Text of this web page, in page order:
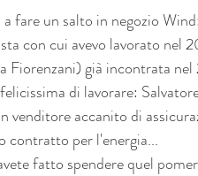
fare un salto in negozio
con cui avevo lavorato nel
Fiorenzani) già incontrata
di lavorare:
venditore accanito di
contratto per l'energia...
fatto spendere quel